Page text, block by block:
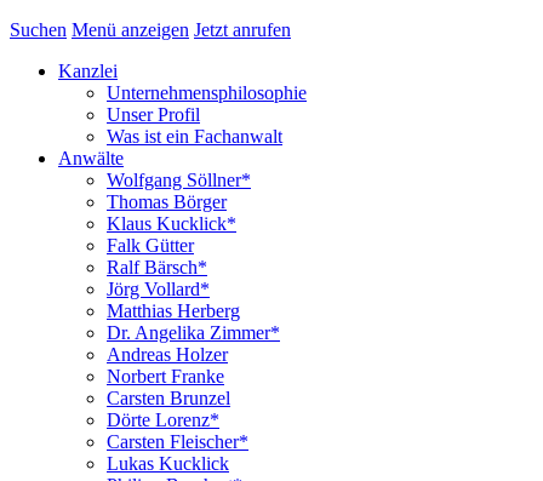
Suchen Menü anzeigen Jetzt anrufen
Kanzlei
Unternehmensphilosophie
Unser Profil
Was ist ein Fachanwalt
Anwälte
Wolfgang Söllner*
Thomas Börger
Klaus Kucklick*
Falk Gütter
Ralf Bärsch*
Jörg Vollard*
Matthias Herberg
Dr. Angelika Zimmer*
Andreas Holzer
Norbert Franke
Carsten Brunzel
Dörte Lorenz*
Carsten Fleischer*
Lukas Kucklick